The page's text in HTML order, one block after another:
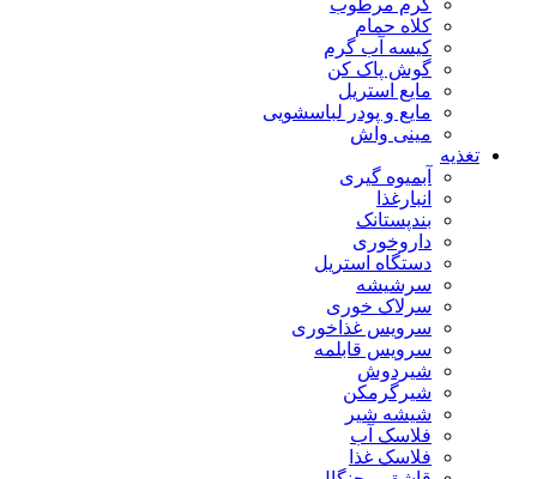
کرم مرطوب
کلاه حمام
کیسه آب گرم
گوش پاک کن
مایع استریل
مایع و پودر لباسشویی
مینی واش
تغذیه
آبمیوه گیری
انبارغذا
بندپستانک
داروخوری
دستگاه استریل
سرشیشه
سرلاک خوری
سرویس غذاخوری
سرویس قابلمه
شیردوش
شیرگرمکن
شیشه شیر
فلاسک آب
فلاسک غذا